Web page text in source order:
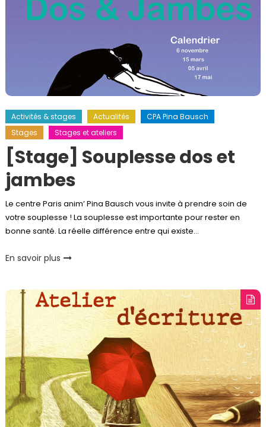
Activités & stages Actualités
CPA Pina Bausch
Stages
Stages et ateliers
[Stage] Souplesse dos et
jambes
Le centre Paris anim’ Pina Bausch vous invite à prendre soin de
votre souplesse ! La souplesse est importante pour rester en
bonne santé. La réelle différence entre qui existe…
En savoir plus